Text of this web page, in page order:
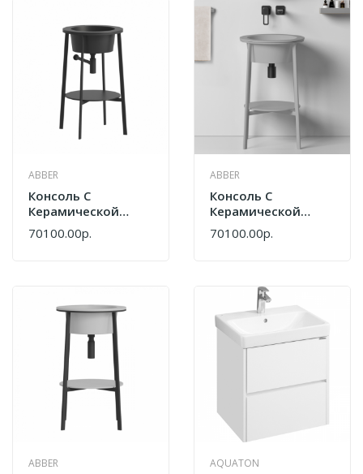
ABBER
Консоль С
Керамической
Раковиной Abber
Bequem AC2130MB
70100.00р.
ABBER
Консоль С
Керамической
Раковиной Abber
Bequem AC2130MG
70100.00р.
ABBER AQUATON